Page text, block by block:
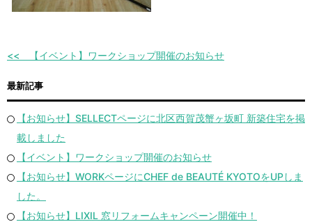
【イベント】ワークショップ開催のお知らせ
最新記事
【お知らせ】SELLECTページに北区西賀茂蟹ヶ坂町 新築住宅を掲
載しました
【イベント】ワークショップ開催のお知らせ
【お知らせ】WORKページにCHEF de BEAUTÉ KYOTOをUPしま
した。
【お知らせ】LIXIL 窓リフォームキャンペーン開催中！